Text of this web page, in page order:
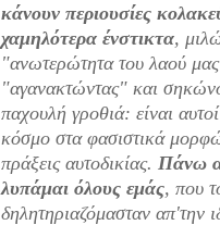
κάνουν περιουσίες
χαμηλότερα ένστικτα,
"ανωτερώτητα του λαού
"αγανακτώντας" και
παχουλή γροθιά: είναι
κόσμο στα φασιστικά
πράξεις αυτοδικίας. Πάνω
λυπάμαι όλους εμάς, που
δηλητηριαζόμασταν απ'την